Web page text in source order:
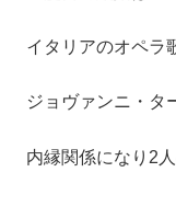
イタリアのオペラ
ジョヴァンニ・タ
内縁関係になり2